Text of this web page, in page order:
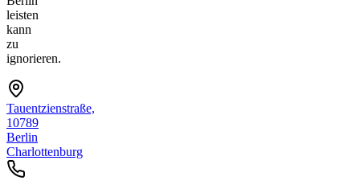
leisten
kann
zu
ignorieren.
Tauentzienstraße,
10789
Berlin
Charlottenburg